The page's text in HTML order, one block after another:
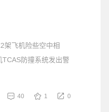
架飞机险些空中相
防撞系统发出警
40 1 0